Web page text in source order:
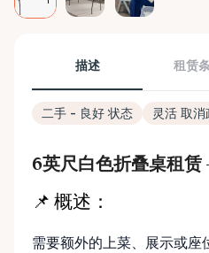
描述 租赁
二手 - 良好 状态 灵活 取消
6英尺白色折叠桌租赁
📌 概述：
需要额外的上菜、展示或座